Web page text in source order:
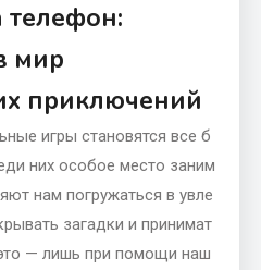
телефон:
мир
приключений
игры становятся все б
них особое место заним
нам погружаться в увле
загадки и принимат
— лишь при помощи наш